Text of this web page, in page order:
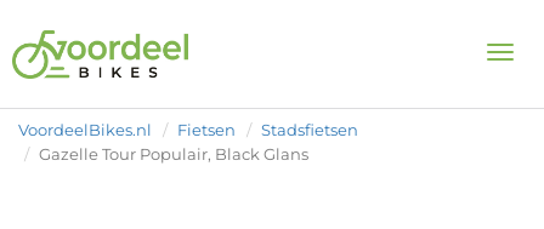
VoordeelBikes.nl Fietsen
Stadsfietsen
Gazelle Tour Populair, Black Glans